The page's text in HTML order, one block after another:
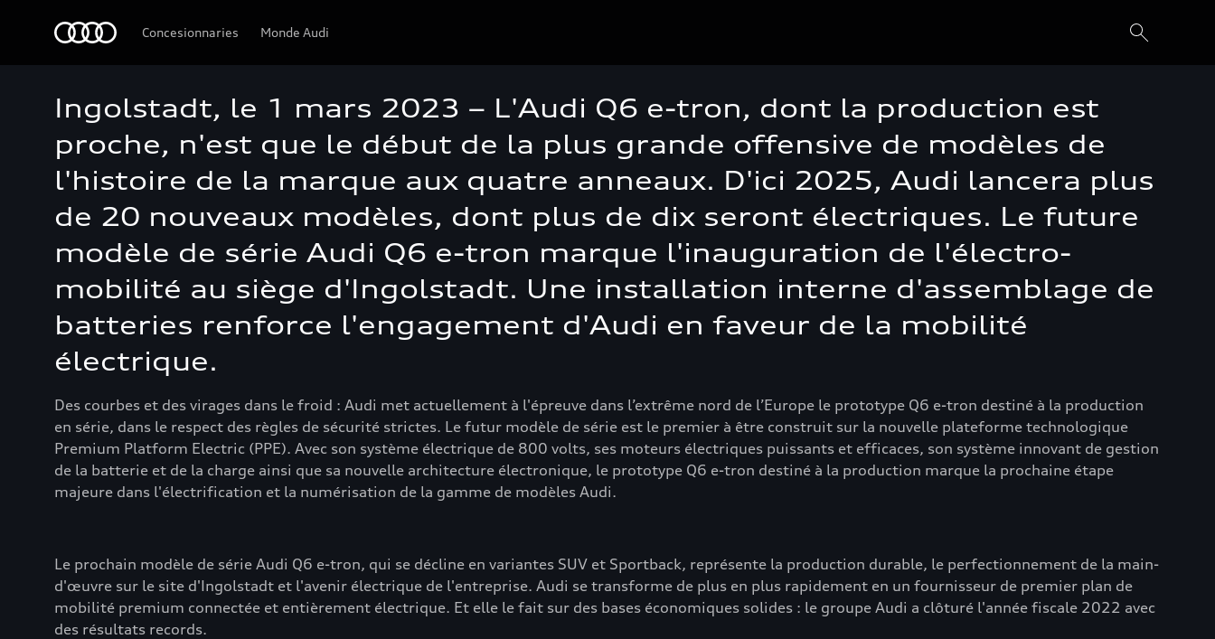
Concesionnaries Monde Audi
Ingolstadt, le 1 mars 2023 – L'Audi Q6 e-tron, dont la production est
proche, n'est que le début de la plus grande offensive de modèles de
l'histoire de la marque aux quatre anneaux. D'ici 2025, Audi lancera plus
de 20 nouveaux modèles, dont plus de dix seront électriques. Le future
modèle de série Audi Q6 e-tron marque l'inauguration de l'électro-
mobilité au siège d'Ingolstadt. Une installation interne d'assemblage de
batteries renforce l'engagement d'Audi en faveur de la mobilité
électrique.
Des courbes et des virages dans le froid : Audi met actuellement à l'épreuve dans l’extrême nord de l’Europe le prototype Q6 e-tron destiné à la production
en série, dans le respect des règles de sécurité strictes. Le futur modèle de série est le premier à être construit sur la nouvelle plateforme technologique
Premium Platform Electric (PPE). Avec son système électrique de 800 volts, ses moteurs électriques puissants et efficaces, son système innovant de gestion
de la batterie et de la charge ainsi que sa nouvelle architecture électronique, le prototype Q6 e-tron destiné à la production marque la prochaine étape
majeure dans l'électrification et la numérisation de la gamme de modèles Audi.
Le prochain modèle de série Audi Q6 e-tron, qui se décline en variantes SUV et Sportback, représente la production durable, le perfectionnement de la main-
d'œuvre sur le site d'Ingolstadt et l'avenir électrique de l'entreprise. Audi se transforme de plus en plus rapidement en un fournisseur de premier plan de
mobilité premium connectée et entièrement électrique. Et elle le fait sur des bases économiques solides : le groupe Audi a clôturé l'année fiscale 2022 avec
des résultats records.